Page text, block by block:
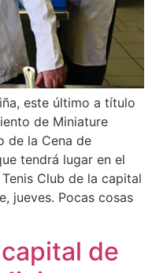
este último a título
de Miniature
de la Cena de
tendrá lugar en el
Club de la capital
jueves. Pocas cosas
de